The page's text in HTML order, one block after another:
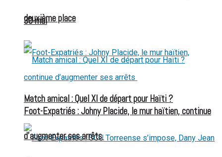
30 mai
Match amical : Quel XI de départ pour Haïti ?
deuxième place
Foot-Expatriés : Johny Placide, le mur haïtien, continue
d’augmenter ses arrêts